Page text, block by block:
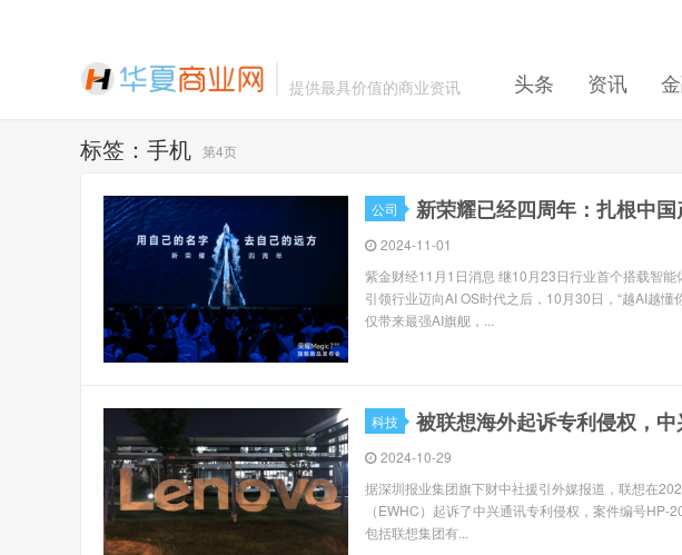
提供最具价值的商业资讯 头条 资讯
标签：手机 第4页
公司 新荣耀已经四周年：扎根中
2024-11-01
紫金财经11月1日消息 继10月23日行业首个搭载智
引领行业迈向AI OS时代之后，10月30日，“越AI越
仅带来最强AI旗舰，...
科技 被联想海外起诉专利侵权，
2024-10-29
据深圳报业集团旗下财中社援引外媒报道，联想在
（EWHC）起诉了中兴通讯专利侵权，案件编号
包括联想集团有...